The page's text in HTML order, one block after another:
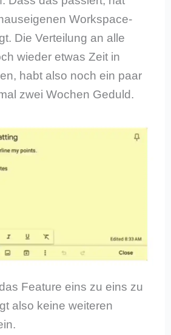
Workspace-
Die Verteilung an alle
wieder etwas Zeit in
habt also noch ein paar
zwei Wochen Geduld.
Feature eins zu eins zu
also keine weiteren